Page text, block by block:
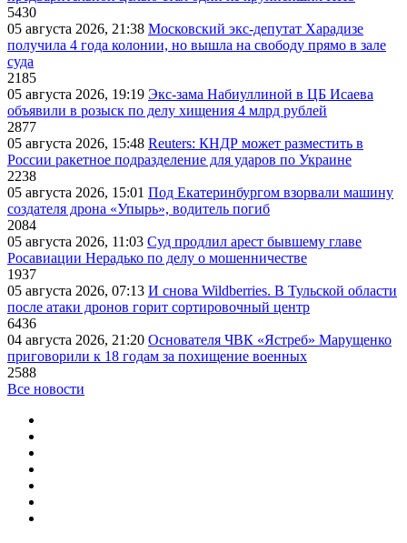
5430
05 августа 2026, 21:38 Московский экс-депутат Харадизе
получила 4 года колонии, но вышла на свободу прямо в зале
суда
2185
05 августа 2026, 19:19 Экс-зама Набиуллиной в ЦБ Исаева
объявили в розыск по делу хищения 4 млрд рублей
2877
05 августа 2026, 15:48 Reuters: КНДР может разместить в
России ракетное подразделение для ударов по Украине
2238
05 августа 2026, 15:01 Под Екатеринбургом взорвали машину
создателя дрона «Упырь», водитель погиб
2084
05 августа 2026, 11:03 Суд продлил арест бывшему главе
Росавиации Нерадько по делу о мошенничестве
1937
05 августа 2026, 07:13 И снова Wildberries. В Тульской области
после атаки дронов горит сортировочный центр
6436
04 августа 2026, 21:20 Основателя ЧВК «Ястреб» Марущенко
приговорили к 18 годам за похищение военных
2588
Все новости